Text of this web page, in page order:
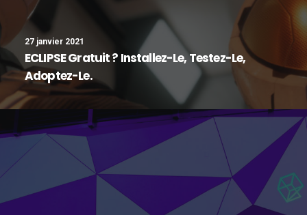
27 janvier 2021
ECLIPSE Gratuit ? Installez-Le, Testez-Le,
Adoptez-Le.